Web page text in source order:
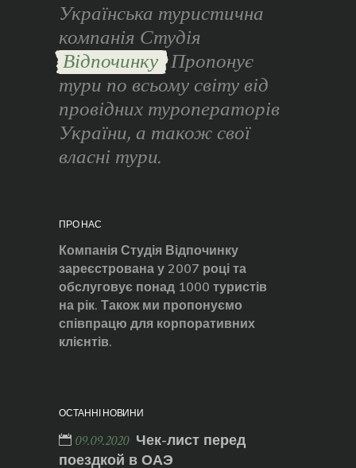
Українська туристична
компанія Студія
Відпочинку Пропонує
тури по всьому світу від
провідних туроператорів
України, а також свої
власні тури.
ПРО НАС
Компанія Студія Відпочинку
зареєстрована у 2007 році та
обслуговує понад 1000 туристів
на рік. Також ми пропонуємо
співпрацю для корпоративних
клієнтів.
ОСТАННІ НОВИНИ
09.09.2020 Чек-лист перед
поездкой в ОАЭ